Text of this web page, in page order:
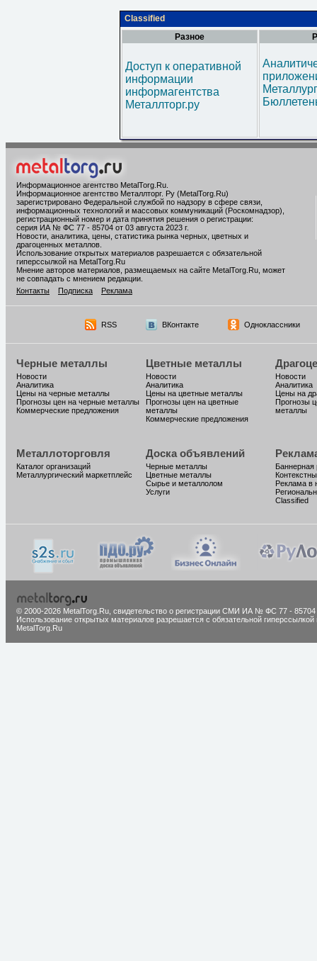
Classified
Разное
Доступ к оперативной
информации
информагентства
Металлторг.ру
Информационное агентство MetalTorg.Ru
Информационное агентство Металлторг. Ру (MetalTorg.Ru)
зарегистрировано Федеральной службой по надзору в сфере связи,
информационных технологий и массовых коммуникаций (Роскомнадзор),
регистрационный номер и дата принятия решения о регистрации:
серия ИА № ФС 77 - 85704 от 03 августа 2023 г.
Новости, аналитика, цены, статистика рынка черных, цветных и
драгоценных металлов.
Использование открытых материалов разрешается с обязательной
гиперссылкой на MetalTorg.Ru
Мнение авторов материалов, размещаемых на сайте MetalTorg.Ru, может
не совпадать с мнением редакции.
Контакты
Подписка Реклама
RSS ВКонтакте Одноклассники
Черные металлы
Новости
Аналитика
Цены на черные металлы
Прогнозы цен на черные металлы
Коммерческие предложения
Цветные металлы
Новости
Аналитика
Цены на цветные металлы
Прогнозы цен на цветные
металлы
Коммерческие предложения
Новости
Аналитика
Цены на
Прогнозы
металлы
Металлоторговля
Каталог организаций
Металлургический маркетплейс
Доска объявлений
Черные металлы
Цветные металлы
Сырье и металлолом
Услуги
Баннерная
Реклама в
Classified
© 2000-2026 MetalTorg.Ru, cвидетельство о регистрации СМИ ИА № ФС 77 - 85704
Использование открытых материалов разрешается с обязательной гиперссылкой
MetalTorg.Ru